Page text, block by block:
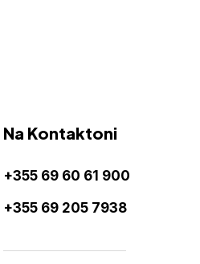
Na Kontaktoni
+355 69 60 61 900
+355 69 205 7938